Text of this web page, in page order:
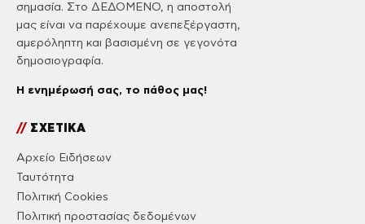
σημασία. Στο ΔΕΔΟΜΕΝΟ, η αποστολή
μας είναι να παρέχουμε ανεπεξέργαστη,
αμερόληπτη και βασισμένη σε γεγονότα
δημοσιογραφία.
Η ενημέρωσή σας, το πάθος μας!
//ΣΧΕΤΙΚΑ
Αρχείο Ειδήσεων
Ταυτότητα
Πολιτική Cookies
Πολιτική προστασίας δεδομένων